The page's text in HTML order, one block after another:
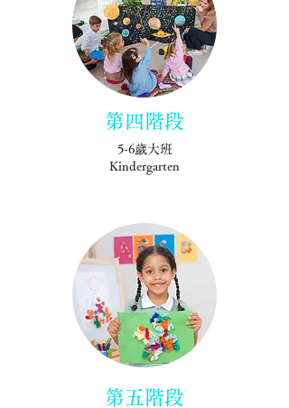
第四階段
5-6歲大班
Kindergarten
第五階段